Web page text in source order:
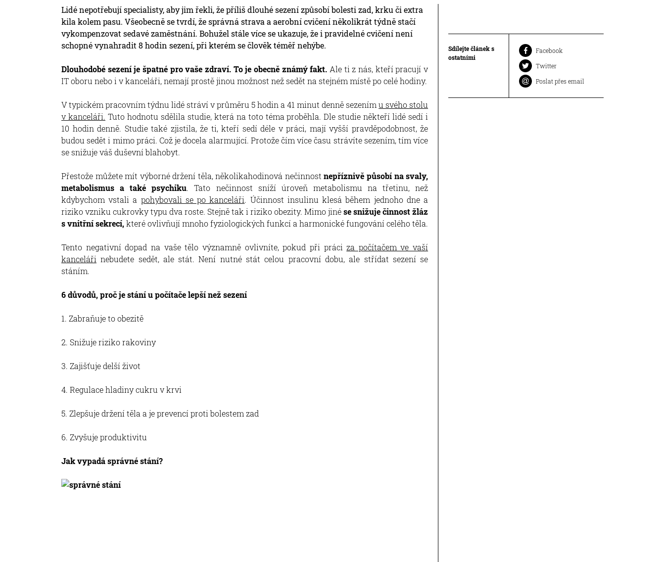
Lidé nepotřebují specialisty, aby jim řekli, že příliš dlouhé sezení způsobí bolesti zad, krku či extra
kila kolem pasu. Všeobecně se tvrdí, že správná strava a aerobní cvičení několikrát týdně stačí
vykompenzovat sedavé zaměstnání. Bohužel stále více se ukazuje, že i pravidelné cvičení není
schopné vynahradit 8 hodin sezení, při kterém se člověk téměř nehýbe.
Dlouhodobé sezení je špatné pro vaše zdraví. To je obecně známý fakt. Ale ti z nás, kteří pracují v
IT oboru nebo i v kanceláři, nemají prostě jinou možnost než sedět na stejném místě po celé hodiny.
V typickém pracovním týdnu lidé stráví v průměru 5 hodin a 41 minut denně sezenímu svého stolu
v kanceláři. Tuto hodnotu sdělila studie, která na toto téma proběhla. Dle studie někteří lidé sedí i
10 hodin denně. Studie také zjistila, že ti, kteří sedí déle v práci, mají vyšší pravděpodobnost, že
budou sedět i mimo práci. Což je docela alarmující. Protože čím více času strávíte sezením, tím více
se snižuje váš duševní blahobyt.
Přestože můžete mít výborné držení těla, několikahodinová nečinnostnepříznivě působí na svaly,
metabolismus a také psychiku. Tato nečinnost sníží úroveň metabolismu na třetinu, než
kdybychom vstali a pohybovali se po kanceláři. Účinnost insulinu klesá během jednoho dne a
riziko vzniku cukrovky typu dva roste. Stejně tak i riziko obezity. Mimo jinése snižuje činnost žláz
s vnitřní sekrecí,které ovlivňují mnoho fyziologických funkcí a harmonické fungování celého těla.
Tento negativní dopad na vaše tělo významně ovlivníte, pokud při práciza počítačem ve vaší
kanceláři nebudete sedět, ale stát. Není nutné stát celou pracovní dobu, ale střídat sezení se
stáním.
6 důvodů, proč je stání u počítače lepší než sezení
1. Zabraňuje to obezitě
2. Snižuje riziko rakoviny
3. Zajišťuje delší život
4. Regulace hladiny cukru v krvi
5. Zlepšuje držení těla a je prevencí proti bolestem zad
6. Zvyšuje produktivitu
Jak vypadá správné stání?
Sdílejte článek s
ostatními
Facebook
Twitter
Poslat přes email